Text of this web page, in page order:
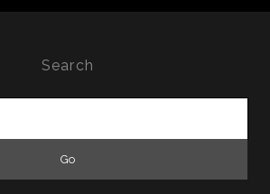
Search